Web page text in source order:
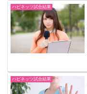
ハピネッツ試合結果
ハピネッツ試合結果